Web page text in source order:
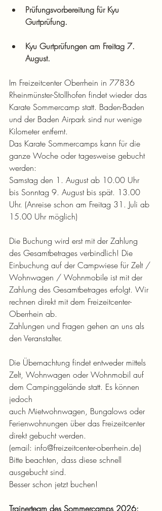
Prüfungsvorbereitung für Kyu
Gurtprüfung.
Kyu Gurtprüfungen am Freitag 7.
August.
Im Freizeitcenter Oberrhein in 77836
Rheinmünster-Stollhofen findet wieder das
Karate Sommercamp statt. Baden-Baden
und der Baden Airpark sind nur wenige
Kilometer entfernt.
Das Karate Sommercamps kann für die
ganze Woche oder tagesweise gebucht
werden:
Samstag den 1. August ab 10.00 Uhr
bis Sonntag 9. August bis spät. 13.00
Uhr. (Anreise schon am Freitag 31. Juli ab
15.00 Uhr möglich)
Die Buchung wird erst mit der Zahlung
des Gesamtbetrages verbindlich! Die
Einbuchung auf der Campwiese für Zelt /
Wohnwagen / Wohnmobile ist mit der
Zahlung des Gesamtbetrages erfolgt. Wir
rechnen direkt mit dem Freizeitcenter-
Oberrhein ab.
Zahlungen und Fragen gehen an uns als
den Veranstalter.
Die Übernachtung findet entweder mittels
Zelt, Wohnwagen oder Wohnmobil auf
dem Campinggelände statt. Es können
jedoch
auch Mietwohnwagen, Bungalows oder
Ferienwohnungen über das Freizeitcenter
direkt gebucht werden.
(email: info@freizeitcenter-oberrhein.de)
Bitte beachten, dass diese schnell
ausgebucht sind.
Besser schon jetzt buchen!
Trainerteam des Sommercamps 2026: